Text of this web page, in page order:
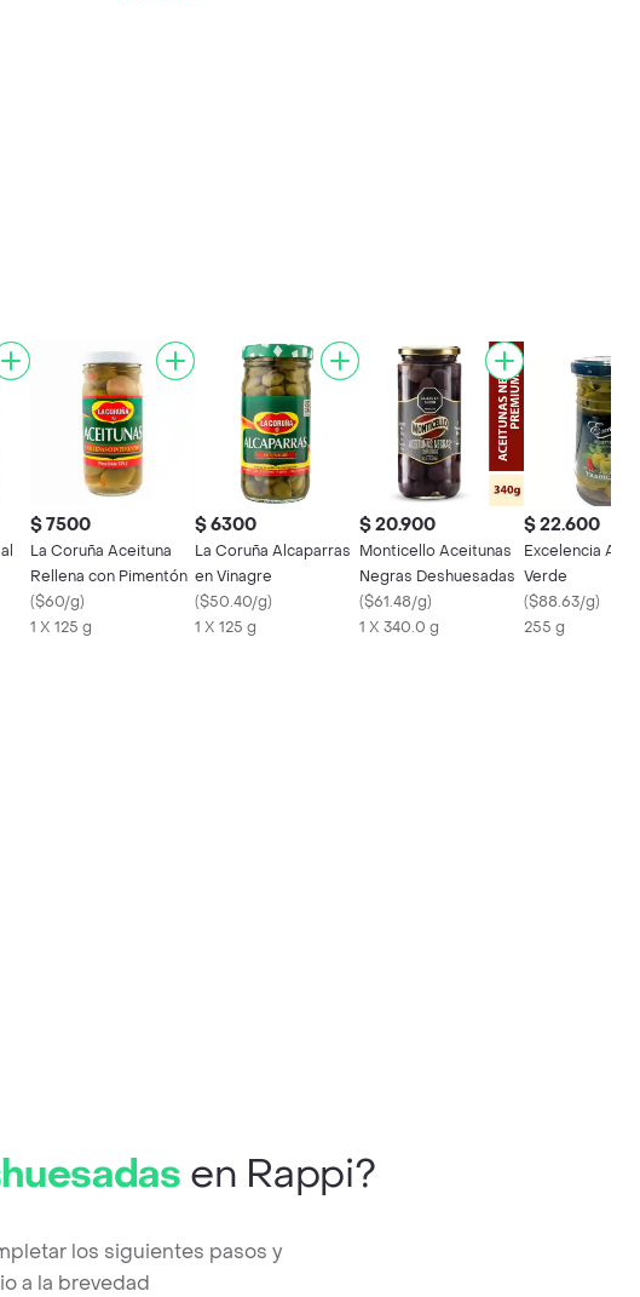
$ 7500
La Coruña Aceituna
Rellena con Pimentón
($60/g)
1 X 125 g
$ 6300
La Coruña Alcaparras
en Vinagre
($50.40/g)
1 X 125 g
$ 20.900
Monticello Aceitunas
Negras Deshuesadas
($61.48/g)
1 X 340.0 g
$ 22.600
Excelencia
Verde
($88.63/g)
255 g
en Rappi?
los siguientes pasos y
a la brevedad